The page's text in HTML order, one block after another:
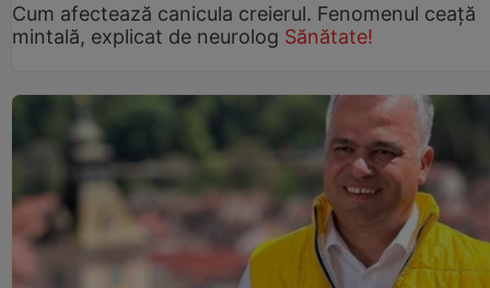
Cum afectează canicula creierul. Fenomenul ceață
mintală, explicat de neurolog Sănătate!